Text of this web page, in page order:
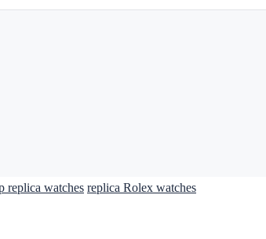
replica watches replica Rolex watches